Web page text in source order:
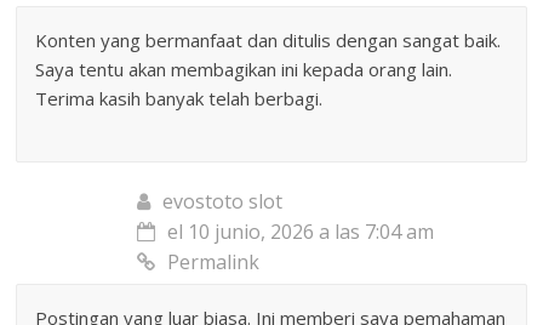
Konten yang bermanfaat dan ditulis dengan sangat baik.
Saya tentu akan membagikan ini kepada orang lain.
Terima kasih banyak telah berbagi.
evostoto slot
el 10 junio, 2026 a las 7:04 am
Permalink
Postingan yang luar biasa. Ini memberi saya pemahaman